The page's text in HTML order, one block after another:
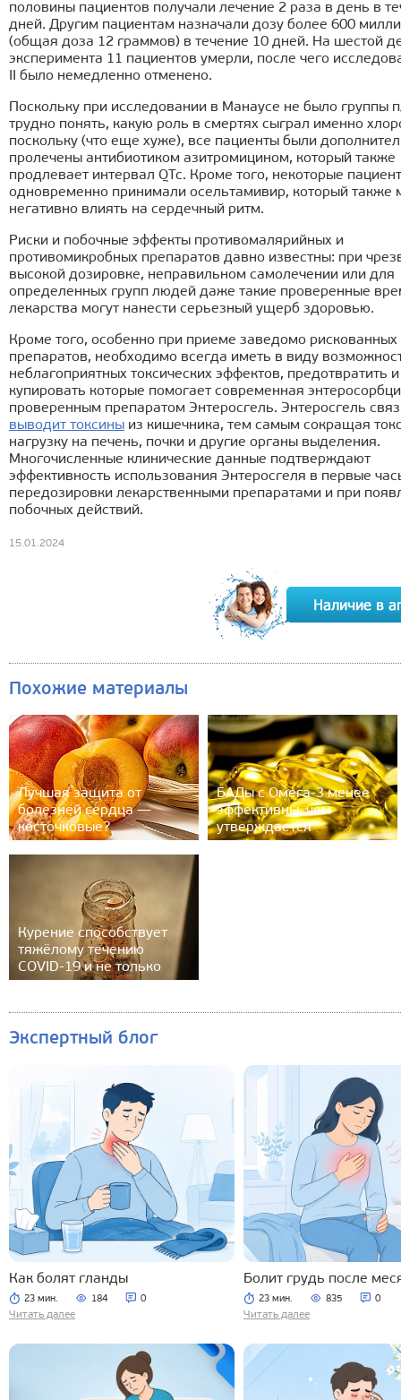
половины пациентов получали лечение 2 раза в день в
дней. Другим пациентам назначали дозу более 600
(общая доза 12 граммов) в течение 10 дней. На шестой
эксперимента 11 пациентов умерли, после чего
II было немедленно отменено.
Поскольку при исследовании в Манаусе не было группы
трудно понять, какую роль в смертях сыграл именно
поскольку (что еще хуже), все пациенты были
пролечены антибиотиком азитромицином, который также
продлевает интервал QTc. Кроме того, некоторые
одновременно принимали осельтамивир, который также
негативно влиять на сердечный ритм.
Риски и побочные эффекты противомалярийных и
противомикробных препаратов давно известны: при
высокой дозировке, неправильном самолечении или для
определенных групп людей даже такие проверенные
лекарства могут нанести серьезный ущерб здоровью.
Кроме того, особенно при приеме заведомо рискованных
препаратов, необходимо всегда иметь в виду
неблагоприятных токсических эффектов, предотвратить и
купировать которые помогает современная
проверенным препаратом Энтеросгель. Энтеросгель
выводит токсины из кишечника, тем самым сокращая
нагрузку на печень, почки и другие органы выделения.
Многочисленные клинические данные подтверждают
эффективность использования Энтеросгеля в первые
передозировки лекарственными препаратами и при
побочных действий.
15.01.2024
Похожие материалы
Лучшая защита от
болезней сердца —
косточковые?
БАДы с Омега-3 менее
эффективны, чем
утверждается
Курение способствует
тяжёлому течению
COVID-19 и не только
Экспертный блог
Как болят гланды
23 мин. 184 0
Читать далее
Болит грудь после
23 мин. 835 0
Читать далее